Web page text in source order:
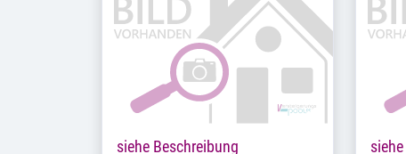
siehe Beschreibung